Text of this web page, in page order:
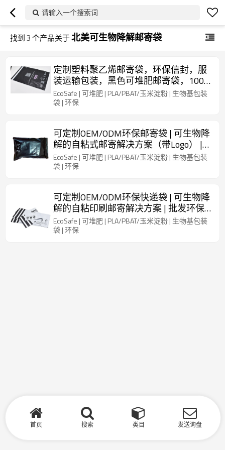
请输入一个搜索词
找到3个产品关于北美可生物降解邮寄袋
定制塑料聚乙烯邮寄袋，环保信封，服
装运输包装，黑色可堆肥邮寄袋，100%
可生物降解可堆肥袋
EcoSafe | 可堆肥 | PLA/PBAT/玉米淀粉 | 生物基包装
袋 | 环保
可定制OEM/ODM环保邮寄袋 | 可生物降
解的自粘式邮寄解决方案（带Logo） |
批发环保型运输用品
EcoSafe | 可堆肥 | PLA/PBAT/玉米淀粉 | 生物基包装
袋 | 环保
可定制OEM/ODM环保快递袋 | 可生物降
解的自粘印刷邮寄解决方案 | 批发环保
型运输用品
EcoSafe | 可堆肥 | PLA/PBAT/玉米淀粉 | 生物基包装
袋 | 环保
首页 搜索 类目 发送询盘